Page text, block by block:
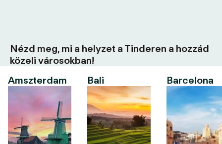
Nézd meg, mi a helyzet a Tinderen a hozzád
közeli városokban!
Amszterdam
Bali Barcelona